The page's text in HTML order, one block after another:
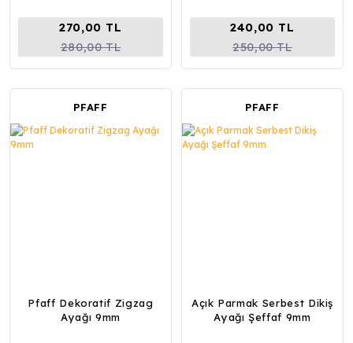
270,00 TL
280,00 TL
240,00 TL
250,00 TL
PFAFF
Pfaff Dekoratif Zigzag
Ayağı 9mm
PFAFF
Açık Parmak Serbest Dikiş
Ayağı Şeffaf 9mm